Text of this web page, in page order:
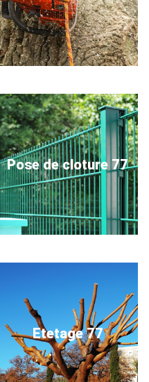
Pose de cloture 77
Etetage 77